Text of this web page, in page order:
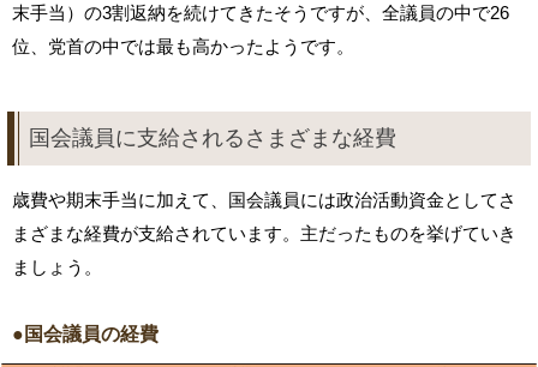
末手当）の3割返納を続けてきたそうですが、全議員の中で26
位、党首の中では最も高かったようです。
国会議員に支給されるさまざまな経費
歳費や期末手当に加えて、国会議員には政治活動資金としてさ
まざまな経費が支給されています。主だったものを挙げていき
ましょう。
●国会議員の経費